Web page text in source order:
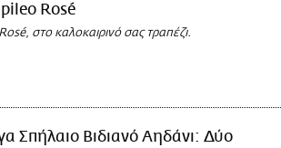
Rosé
στο καλοκαιρινό σας τραπέζι.
Σπήλαιο Βιδιανό Αηδάνι: Δύο